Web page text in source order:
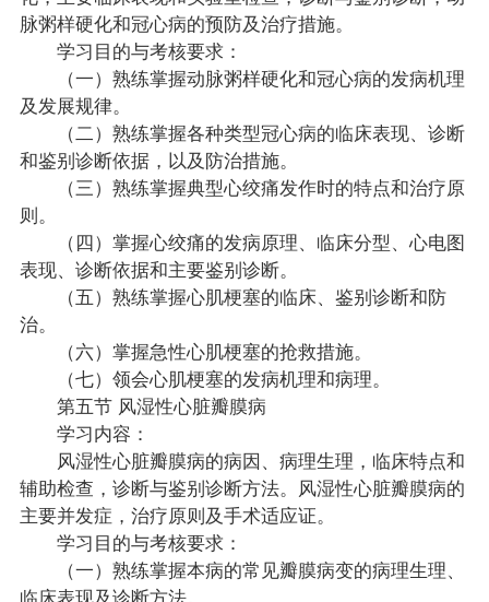
脉粥样硬化和冠心病的预防及治疗措施。
学习目的与考核要求：
（一）熟练掌握动脉粥样硬化和冠心病的发病机理
及发展规律。
（二）熟练掌握各种类型冠心病的临床表现、诊断
和鉴别诊断依据，以及防治措施。
（三）熟练掌握典型心绞痛发作时的特点和治疗原
则。
（四）掌握心绞痛的发病原理、临床分型、心电图
表现、诊断依据和主要鉴别诊断。
（五）熟练掌握心肌梗塞的临床、鉴别诊断和防
治。
（六）掌握急性心肌梗塞的抢救措施。
（七）领会心肌梗塞的发病机理和病理。
第五节 风湿性心脏瓣膜病
学习内容：
风湿性心脏瓣膜病的病因、病理生理，临床特点和
辅助检查，诊断与鉴别诊断方法。风湿性心脏瓣膜病的
主要并发症，治疗原则及手术适应证。
学习目的与考核要求：
（一）熟练掌握本病的常见瓣膜病变的病理生理、
临床表现及诊断方法。